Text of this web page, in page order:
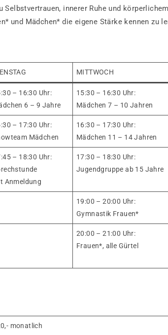
Selbstvertrauen, innerer Ruhe und
und Mädchen* die eigene Stärke kennen zu
MITTWOCH
– 16:30 Uhr:
6 – 9 Jahre
15:30 – 16:30 Uhr:
Mädchen 7 – 10 Jahren
– 17:30 Uhr:
Mädchen
16:30 – 17:30 Uhr:
Mädchen 11 – 14 Jahren
– 18:30 Uhr:
Anmeldung
17:30 – 18:30 Uhr:
Jugendgruppe ab 15 Jahre
19:00 – 20:00 Uhr:
Gymnastik Frauen*
20:00 – 21:00 Uhr:
Frauen*, alle Gürtel
monatlich